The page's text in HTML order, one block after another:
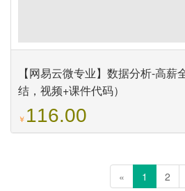
【网易云微专业】数据分析-高薪
结，视频+课件代码）
￥ 116.00
« 1 2